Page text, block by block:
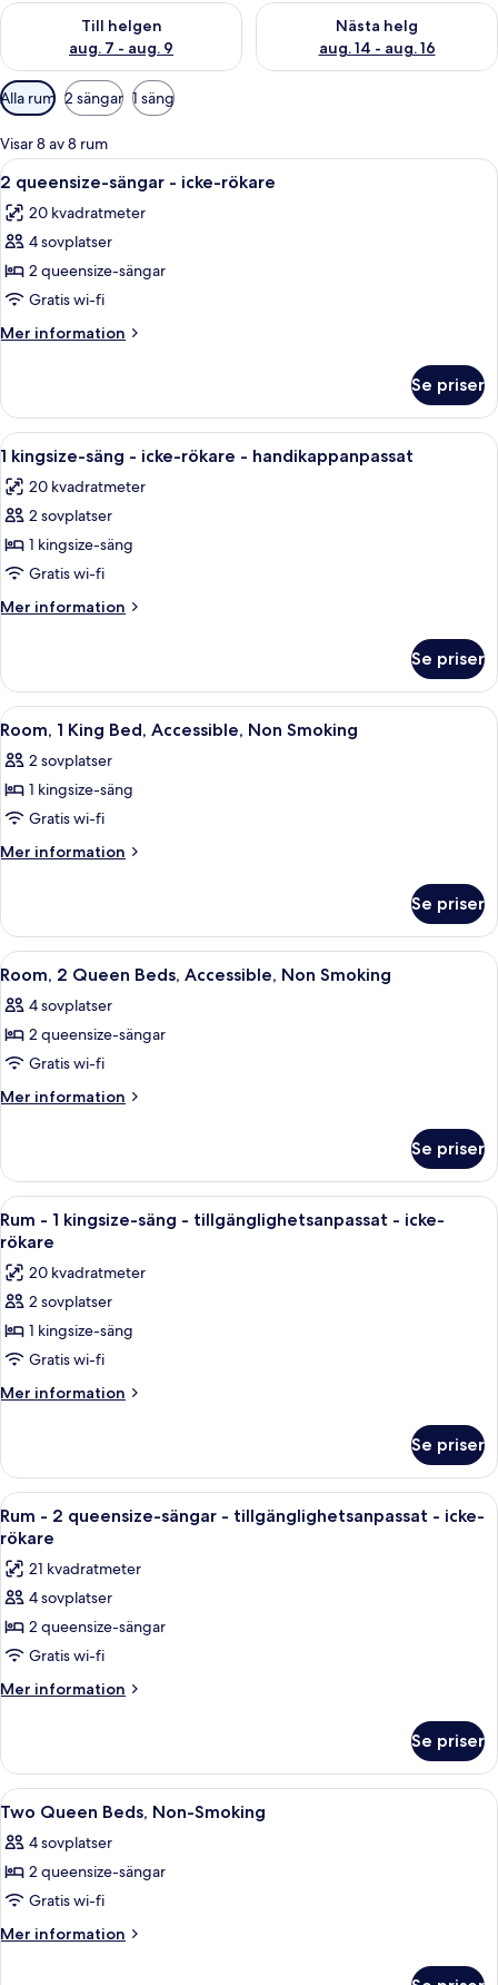
Till helgen
aug. 7 - aug. 9
Kontrollera tillgängligheten för den här helgen aug. 7 - aug. 9
Nästa helg
aug. 14 - aug. 16
Kontrollera tillgängligheten
Tillgängliga
filter
för
rum
Alla rum 2 sängar 1 säng
Visar 8 av 8 rum
Öppna
alla
foton
för
2
queensize-
sängar
-
rökare
Ett hotellrum med två sängar, ett
7
2 queensize-sängar - icke-rökare
20 kvadratmeter
4 sovplatser
2 queensize-sängar
Gratis wi-fi
Mer information
Mer
queensize-
sängar
-
rökare
Se priser
Öppna
alla
foton
för
1
kingsize-
säng
-
rökare
handikappanpassat
Ett hotellrum med ett skrivbord i trä,
6
1 kingsize-säng - icke-rökare - handikappanpassat
20 kvadratmeter
2 sovplatser
1 kingsize-säng
Gratis wi-fi
Mer information
Mer
kingsize-
säng
-
rökare
-
Se priser
Öppna
alla
foton
för
Room,
1
Accessible,
Non
Smoking
Ett kompakt hotellrum med ett litet
1
Room, 1 King Bed, Accessible, Non Smoking
2 sovplatser
1 kingsize-säng
Gratis wi-fi
Mer information
Mer
1
King
Bed,
Non
Smoking
Se priser
Öppna
alla
foton
för
Room,
2
Accessible,
Non
Smoking
Ett hotellrum med två sängar, ett
2
Room, 2 Queen Beds, Accessible, Non Smoking
4 sovplatser
2 queensize-sängar
Gratis wi-fi
Mer information
Mer
2
Queen
Beds,
Accessible,
Smoking
Se priser
Öppna
alla
foton
för
Rum
-
1
kingsize-
tillgänglighetsanpassat
icke-
rökare
Ett hotellrum med ett skrivbord i trä,
5
Rum - 1 kingsize-säng - tillgänglighetsanpassat - icke-
rökare
20 kvadratmeter
2 sovplatser
1 kingsize-säng
Gratis wi-fi
Mer information
Mer
-
kingsize-
säng
tillgänglighetsanpassat
rökare
Se priser
Öppna
alla
foton
för
Rum
-
2
queensize-
tillgänglighetsanpassat
icke-
rökare
Ett hotellrum med ett skrivbord i trä,
9
Rum - 2 queensize-sängar - tillgänglighetsanpassat - icke-
rökare
21 kvadratmeter
4 sovplatser
2 queensize-sängar
Gratis wi-fi
Mer information
Mer
-
queensize-
-
tillgänglighetsanpassat
icke-
rökare
Se priser
Öppna
alla
foton
för
Two
Queen
Ett hotellrum med två sängar, ett
2
Two Queen Beds, Non-Smoking
4 sovplatser
2 queensize-sängar
Gratis wi-fi
Mer information
Mer